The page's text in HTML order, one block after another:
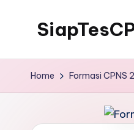
Home Formasi CPNS